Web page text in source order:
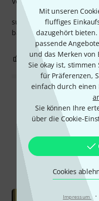
Mit unseren
fluffiges
dazugehört
passende
und das Merken von
Sie okay ist, stimmen
für Präferenzen,
einfach durch einen
Sie können Ihre
über die Cookie-
Cookies
Impressum ·
super verarbeitet und
baritonmundstücke sogar
0
Alle
Alle